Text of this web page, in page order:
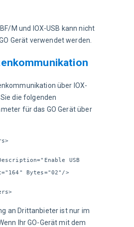
M und IOX-USB kann nicht
Gerät verwendet werden.
über IOX-
die folgenden
für das GO Gerät über
USB
Bytes="02"/>
an Drittanbieter ist nur im
Ihr GO-Gerät mit dem